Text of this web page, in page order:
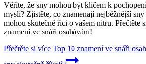
Věříte, že sny mohou být klíčem k
mysli? Zjistěte, co znamenají nejběžnější
mohou skutečně říci o vašem nitru. Přečtěte
znamení ve snáři osahávání!
Přečtěte si více Top 10 znamení ve snáři